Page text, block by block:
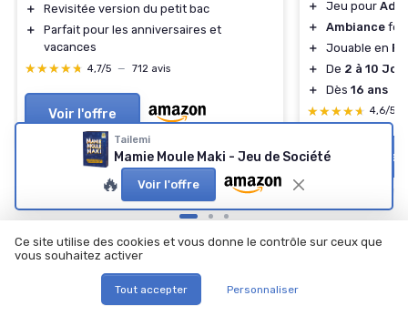
＋
Revisitée version du petit bac
＋
Parfait pour les anniversaires et
vacances
★★★★★
★★★★★ 4,7/5 — 712 avis
Voir l'offre
＋ Jeu pour
＋
Ambiance
＋
Jouable en
＋
De 2 à 10
＋
Dès 16 ans
★★★★★
★★★★★ 4,6/5
Voir l'offre
Tailemi
Mamie Moule Maki - Jeu de Société
🔥 Voir l'offre
Les articles par date
Ce site utilise des cookies et vous donne le contrôle sur ceux que
vous souhaitez activer
Tout accepter Personnaliser